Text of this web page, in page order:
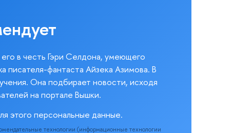
в честь Гэри Селдона, умеющего
писателя-фантаста Айзека Азимова. В
Она подбирает новости, исходя
на портале Вышки.
этого персональные данные.
технологии (информационные технологии